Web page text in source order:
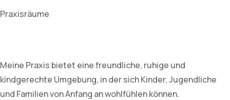
Praxisräume
Meine Praxis bietet eine freundliche, ruhige und
kindgerechte Umgebung, in der sich Kinder, Jugendliche
und Familien von Anfang an wohlfühlen können.